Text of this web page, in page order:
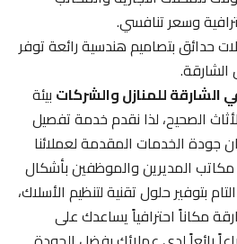
وسعر تنافسي.
بتصاميم هندسية رائعة توفر
للمنازل والشركاتبيئة
الصحيح، لذا نقدم خدمة تفصيل
الخدمات المقدمة لعملائنا
المديرين والموظفين بأشكال
بتوفير حلول تقنية لتنظيم الأسلاك،
احترافياً يساعدك على